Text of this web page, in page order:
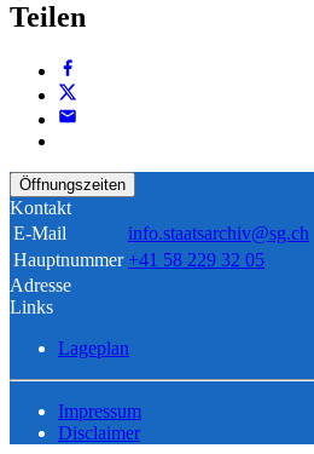
Teilen
Öffnungszeiten
Kontakt
E-Mail
info.staatsarchiv@sg.ch
Hauptnummer +41 58 229 32 05
Adresse
Links
Lageplan
Impressum
Disclaimer